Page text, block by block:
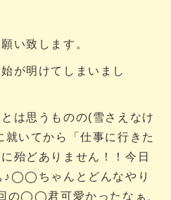
い致します。
が明けてしまいまし
は思うものの(雪さえなけ
いてから「仕事に行きた
殆どありません！！今日
ちゃんとどんなやり
の◯◯君可愛かったなぁ、